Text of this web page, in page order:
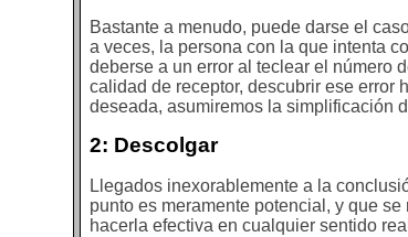
Bastante a menudo, puede darse el
a veces, la persona con la que intenta
deberse a un error al teclear el número
calidad de receptor, descubrir ese error
deseada, asumiremos la simplificación
2: Descolgar
Llegados inexorablemente a la
punto es meramente potencial, y que
hacerla efectiva en cualquier sentido